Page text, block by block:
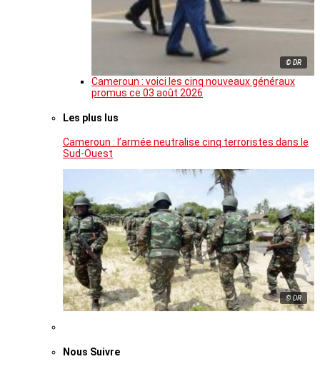
© DR
Cameroun : voici les cinq nouveaux généraux
promus ce 03 août 2026
Les plus lus
Cameroun : l’armée neutralise cinq terroristes dans le
Sud-Ouest
© DR
Nous Suivre